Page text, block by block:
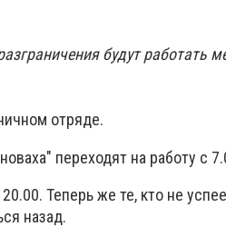
будут работать
отряде.
переходят на работу с
Теперь же те, кто не
назад.